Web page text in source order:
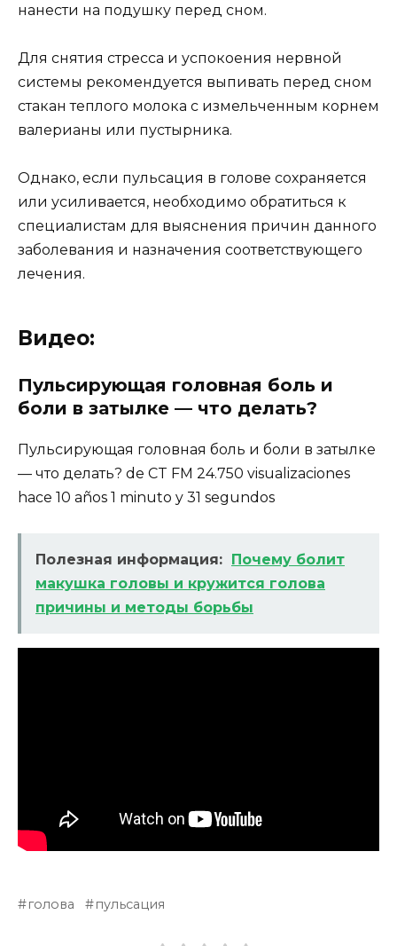
нанести на подушку перед сном.
Для снятия стресса и успокоения нервной
системы рекомендуется выпивать перед сном
стакан теплого молока с измельченным корнем
валерианы или пустырника.
Однако, если пульсация в голове сохраняется
или усиливается, необходимо обратиться к
специалистам для выяснения причин данного
заболевания и назначения соответствующего
лечения.
Видео:
Пульсирующая головная боль и
боли в затылке — что делать?
Пульсирующая головная боль и боли в затылке
— что делать? de CT FM 24.750 visualizaciones
hace 10 años 1 minuto y 31 segundos
Полезная информация: Почему болит
макушка головы и кружится голова
причины и методы борьбы
голова пульсация